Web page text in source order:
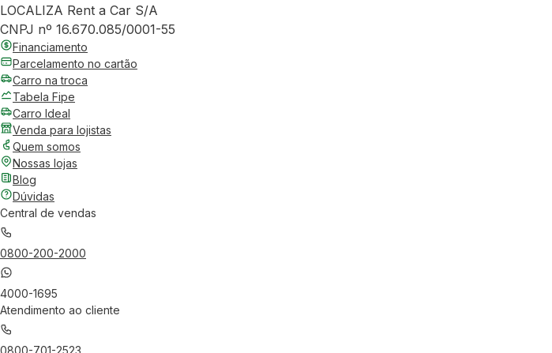
LOCALIZA Rent a Car S/A
CNPJ nº 16.670.085/0001-55
Financiamento
Parcelamento no cartão
Carro na troca
Tabela Fipe
Carro Ideal
Venda para lojistas
Quem somos
Nossas lojas
Blog
Dúvidas
Central de vendas
0800-200-2000
4000-1695
Atendimento ao cliente
0800-701-2523